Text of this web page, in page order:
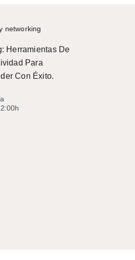
networking
Herramientas De
Para
Con Éxito.